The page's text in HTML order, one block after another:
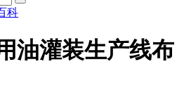
科
油灌装生产线布